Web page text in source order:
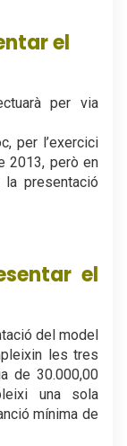
el
per via
per l’exercici
2013, però en
presentació
el
del model
les tres
de 30.000,00
una sola
mínima de